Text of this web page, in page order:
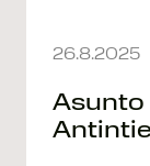
26.8.2025
Asunto
Antintie